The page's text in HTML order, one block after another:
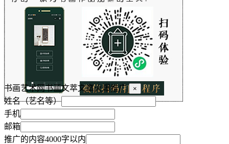
书画艺术网书画文萃文章火爆推广 ×
姓名（艺名等）
手机
邮箱
推广的内容4000字以内